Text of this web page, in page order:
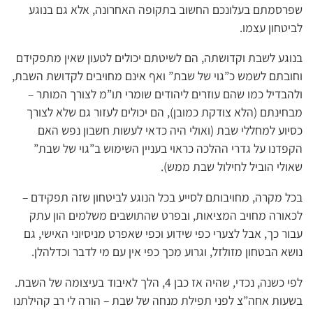
שפרסמתם בעלונכם החשוב בתקופה האחרונה, אלא גם בנוגע
לביטחון עצמו.
בנוגע לשבת וקדושתה, הם לשיטתם יכולים לטעון שאין מתפקידם
וחובתם לשמש כ”גוי של שבת” ואף אינם מחויבים לקדושת השבת,
ולהבדיל כמו שהם עוזרים ליהודים שומרי תו”מ לצורך המותר –
מבחינתם (הלא צודקת כמובן), הם יכולים לעזור גם שלא לצורך
כסיוע למחללי שבת (ואולי היה כדאי לעשות חשבון נפש האם
הקפדנו על גדרי ההלכה כראוי בעניין השימוש ב”גוי של שבת”
שאולי הוביל לחילול שבת ממש).
בכל מקרה, מחויבותם לסייע בכל הנוגע לביטחון שזה תפקידם –
לכאורה מחויב המציאות, ובפרט שהתושבים משלמים הון עתק
עבור כך, אבל לצערי כפי שידוע וכפי שאפרט מניסיוני האישי, גם
נושא הבטחון מזולזל, וגרוע מכך כפי אין עם מי לדבר וכדלהלן.
לפי כשנה, נכדי, שהיה אז כבן 4, הלך לאיבוד בעיצומה של השבת.
בשעות אחה”צ לפני תפילת מנחה של שבת – הורה לי רב קהילתנו